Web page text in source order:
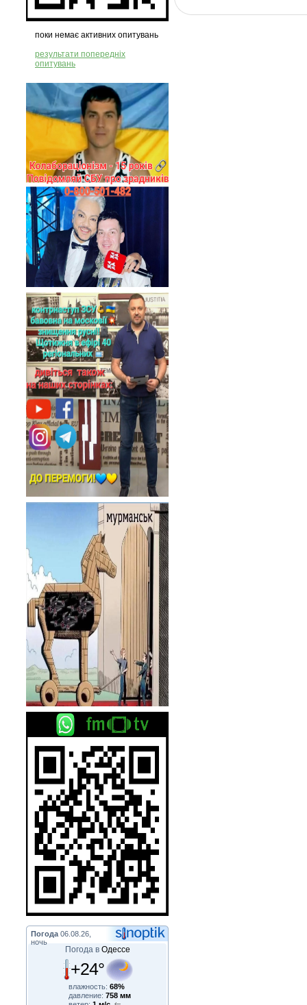
поки немає активних опитувань
результати попередніх
опитувань
Погода 06.08.26,
ночь
Погода в Одессе
+24°
влажность: 68%
давление: 758 мм